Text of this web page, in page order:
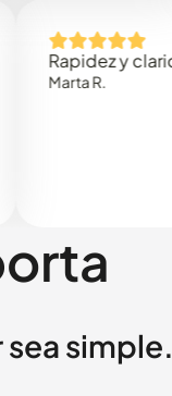
Rapidez y claridad
sea simple.